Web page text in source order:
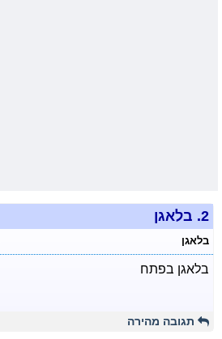
2. בלאגן
בלאגן
בלאגן בפתח
תגובה מהירה